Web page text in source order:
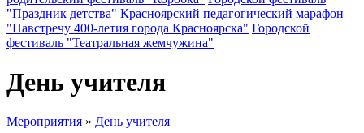
"Праздник детства" Красноярский педагогический марафон
"Навстречу 400-летия города Красноярска" Городской
фестиваль "Театральная жемчужина"
День учителя
Мероприятия » День учителя